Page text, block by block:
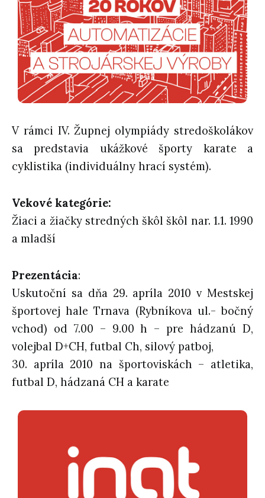
V rámci IV. Župnej olympiády stredoškolákov
sa predstavia ukážkové športy karate a
cyklistika (individuálny hrací systém).
Vekové kategórie:
Žiaci a žiačky stredných škôl škôl nar. 1.1. 1990
a mladší
Prezentácia:
Uskutoční sa dňa 29. apríla 2010 v Mestskej
športovej hale Trnava (Rybníkova ul.- bočný
vchod) od 7.00 – 9.00 h – pre hádzanú D,
volejbal D+CH, futbal Ch, silový patboj,
30. apríla 2010 na športoviskách – atletika,
futbal D, hádzaná CH a karate